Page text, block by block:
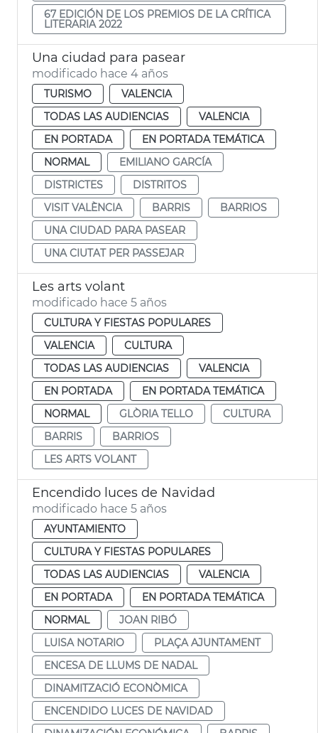
67 EDICIÓN DE LOS PREMIOS DE LA CRÍTICA
LITERARIA 2022
Una ciudad para pasear
modificado hace 4 años
TURISMO
VALENCIA
TODAS LAS AUDIENCIAS
VALENCIA
EN PORTADA
EN PORTADA TEMÁTICA
NORMAL
EMILIANO GARCÍA
DISTRICTES
DISTRITOS
VISIT VALÈNCIA
BARRIS
BARRIOS
UNA CIUDAD PARA PASEAR
UNA CIUTAT PER PASSEJAR
Les arts volant
modificado hace 5 años
CULTURA Y FIESTAS POPULARES
VALENCIA
CULTURA
TODAS LAS AUDIENCIAS
VALENCIA
EN PORTADA
EN PORTADA TEMÁTICA
NORMAL
GLÒRIA TELLO
CULTURA
BARRIS
BARRIOS
LES ARTS VOLANT
Encendido luces de Navidad
modificado hace 5 años
AYUNTAMIENTO
CULTURA Y FIESTAS POPULARES
TODAS LAS AUDIENCIAS
VALENCIA
EN PORTADA
EN PORTADA TEMÁTICA
NORMAL
JOAN RIBÓ
LUISA NOTARIO
PLAÇA AJUNTAMENT
ENCESA DE LLUMS DE NADAL
DINAMITZACIÓ ECONÒMICA
ENCENDIDO LUCES DE NAVIDAD